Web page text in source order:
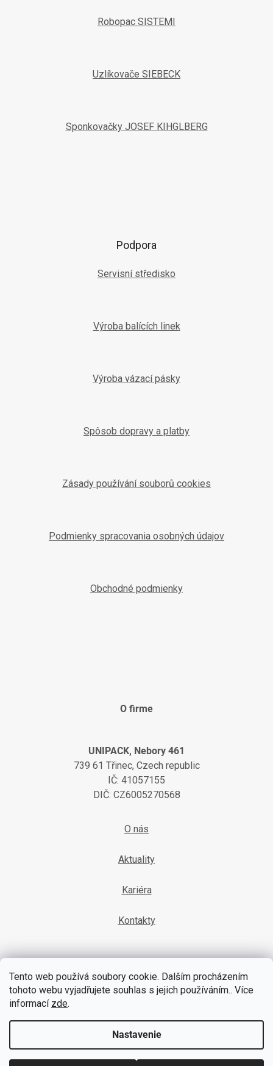
Tento web používá soubory cookie. Dalším procházením
tohoto webu vyjadřujete souhlas s jejich používáním.. Více
informací zde.
Nastavenie
Robopac SISTEMI
Uzlíkovače SIEBECK
Sponkovačky JOSEF KIHGLBERG
Podpora
Servisní středisko
Výroba balících linek
Výroba vázací pásky
Spôsob dopravy a platby
Zásady používání souborů cookies
Podmienky spracovania osobných údajov
Obchodné podmienky
O firme
UNIPACK, Nebory 461
739 61 Třinec, Czech republic
IČ: 41057155
DIČ: CZ6005270568
O nás
Aktuality
Kariéra
Kontakty
YouTube